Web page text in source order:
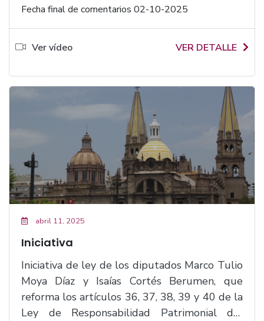
Fecha final de comentarios 02-10-2025
Ver vídeo VER DETALLE
abril 11, 2025
Iniciativa
Iniciativa de ley de los diputados Marco Tulio
Moya Díaz y Isaías Cortés Berumen, que
reforma los artículos 36, 37, 38, 39 y 40 de la
Ley de Responsabilidad Patrimonial del